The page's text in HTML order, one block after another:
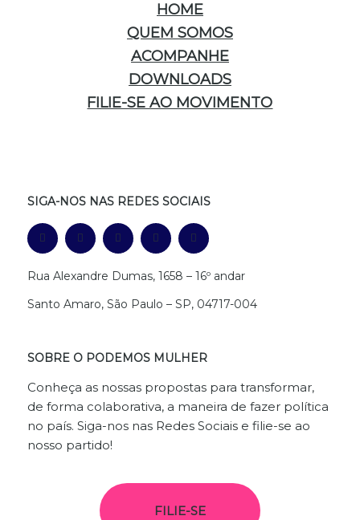
HOME
QUEM SOMOS
ACOMPANHE
DOWNLOADS
FILIE-SE AO MOVIMENTO
SIGA-NOS NAS REDES SOCIAIS
Rua Alexandre Dumas, 1658 – 16º andar
Santo Amaro, São Paulo – SP, 04717-004
SOBRE O PODEMOS MULHER
Conheça as nossas propostas para transformar,
de forma colaborativa, a maneira de fazer política
no país. Siga-nos nas Redes Sociais e filie-se ao
nosso partido!
FILIE-SE